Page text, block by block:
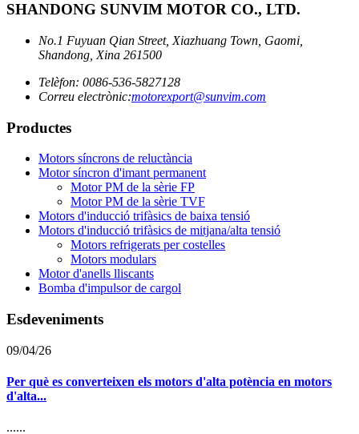
SHANDONG SUNVIM MOTOR CO., LTD.
No.1 Fuyuan Qian Street, Xiazhuang Town, Gaomi,
Shandong, Xina 261500
Telèfon: 0086-536-5827128
Correu electrònic:motorexport@sunvim.com
Productes
Motors síncrons de reluctància
Motor síncron d'imant permanent
Motor PM de la sèrie FP
Motor PM de la sèrie TVF
Motors d'inducció trifàsics de baixa tensió
Motors d'inducció trifàsics de mitjana/alta tensió
Motors refrigerats per costelles
Motors modulars
Motor d'anells lliscants
Bomba d'impulsor de cargol
Esdeveniments
09/04/26
Per què es converteixen els motors d'alta potència en motors
d'alta...
......